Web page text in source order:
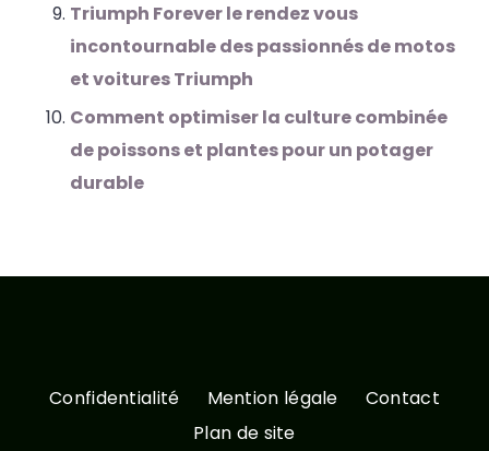
Triumph Forever le rendez vous
incontournable des passionnés de motos
et voitures Triumph
Comment optimiser la culture combinée
de poissons et plantes pour un potager
durable
Confidentialité Mention légale
Contact
Plan de site